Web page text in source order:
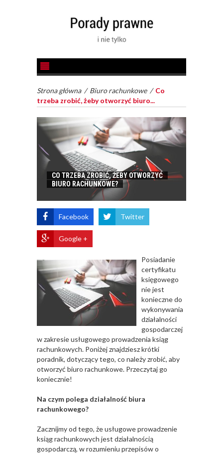
Strona główna / Biuro rachunkowe / Co
trzeba zrobić, żeby otworzyć biuro...
CO TRZEBA ZROBIĆ, ŻEBY OTWORZYĆ
BIURO RACHUNKOWE?
Facebook Twitter
Google +
Posiadanie
certyfikatu
księgowego
nie jest
konieczne do
wykonywania
działalności
gospodarczej
w zakresie usługowego prowadzenia ksiąg
rachunkowych. Poniżej znajdziesz krótki
poradnik, dotyczący tego, co należy zrobić, aby
otworzyć biuro rachunkowe. Przeczytaj go
koniecznie!
Na czym polega działalność biura
rachunkowego?
Zacznijmy od tego, że usługowe prowadzenie
ksiąg rachunkowych jest działalnością
gospodarczą, w rozumieniu przepisów o